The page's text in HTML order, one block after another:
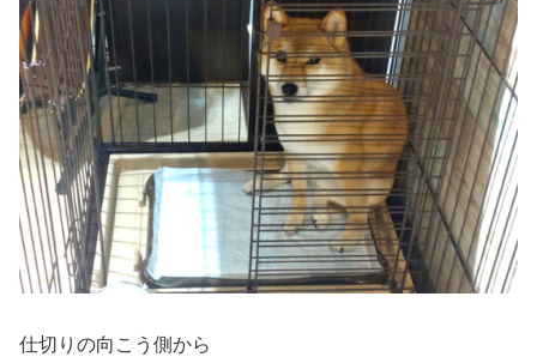
仕切りの向こう側から